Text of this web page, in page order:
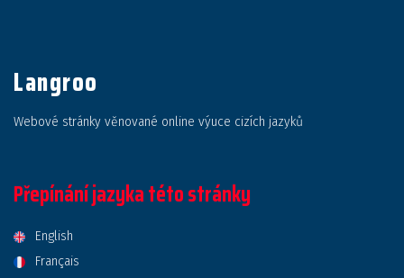
Langroo
Webové stránky věnované online výuce cizích jazyků
Přepínání jazyka této stránky
English
Français